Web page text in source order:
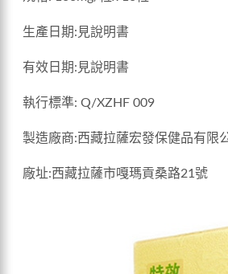
生產日期:見說明書
有效日期:見說明書
執行標準: Q/XZHF 009
製造廠商:西藏拉薩宏發保健品有限
廠址:西藏拉薩市嘎瑪貢桑路21號